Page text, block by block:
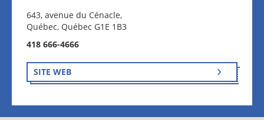
643, avenue du Cénacle,
Québec, Québec G1E 1B3
418 666-4666
SITE WEB